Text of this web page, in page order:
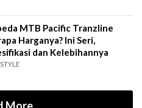
MTB Pacific Tranzline
Harganya? Ini Seri,
dan Kelebihannya